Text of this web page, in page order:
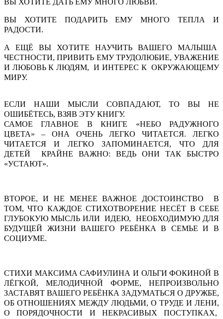
ВЫ ХОТИТЕ ПОДАРИТЬ ЕМУ МНОГО ТЕПЛА И
РАДОСТИ.
А ЕЩЁ ВЫ ХОТИТЕ НАУЧИТЬ ВАШЕГО МАЛЫША
ЧЕСТНОСТИ, ПРИВИТЬ ЕМУ ТРУДОЛЮБИЕ, УВАЖЕНИЕ
И ЛЮБОВЬ К ЛЮДЯМ, И ИНТЕРЕС К ОКРУЖАЮЩЕМУ
МИРУ.
ЕСЛИ НАШИ МЫСЛИ СОВПАДАЮТ, ТО ВЫ НЕ
ОШИБЁТЕСЬ, ВЗЯВ ЭТУ КНИГУ.
САМОЕ ГЛАВНОЕ В КНИГЕ «НЕБО РАДУЖНОГО
ЦВЕТА» – ОНА ОЧЕНЬ ЛЕГКО ЧИТАЕТСЯ. ЛЕГКО
ЧИТАЕТСЯ И ЛЕГКО ЗАПОМИНАЕТСЯ, ЧТО ДЛЯ
ДЕТЕЙ КРАЙНЕ ВАЖНО: ВЕДЬ ОНИ ТАК БЫСТРО
«УСТАЮТ».
ВТОРОЕ, И НЕ МЕНЕЕ ВАЖНОЕ ДОСТОИНСТВО В
ТОМ, ЧТО КАЖДОЕ СТИХОТВОРЕНИЕ НЕСЁТ В СЕБЕ
ГЛУБОКУЮ МЫСЛЬ ИЛИ ИДЕЮ, НЕОБХОДИМУЮ ДЛЯ
БУДУЩЕЙ ЖИЗНИ ВАШЕГО РЕБЁНКА В СЕМЬЕ И В
СОЦИУМЕ.
СТИХИ МАКСИМА САФИУЛИНА И ОЛЬГИ ФОКИНОЙ В
ЛЁГКОЙ, МЕЛОДИЧНОЙ ФОРМЕ, НЕПРОИЗВОЛЬНО
ЗАСТАВЯТ ВАШЕГО РЕБЁНКА ЗАДУМАТЬСЯ О ДРУЖБЕ,
ОБ ОТНОШЕНИЯХ МЕЖДУ ЛЮДЬМИ, О ТРУДЕ И ЛЕНИ,
О ПОРЯДОЧНОСТИ И НЕКРАСИВЫХ ПОСТУПКАХ,